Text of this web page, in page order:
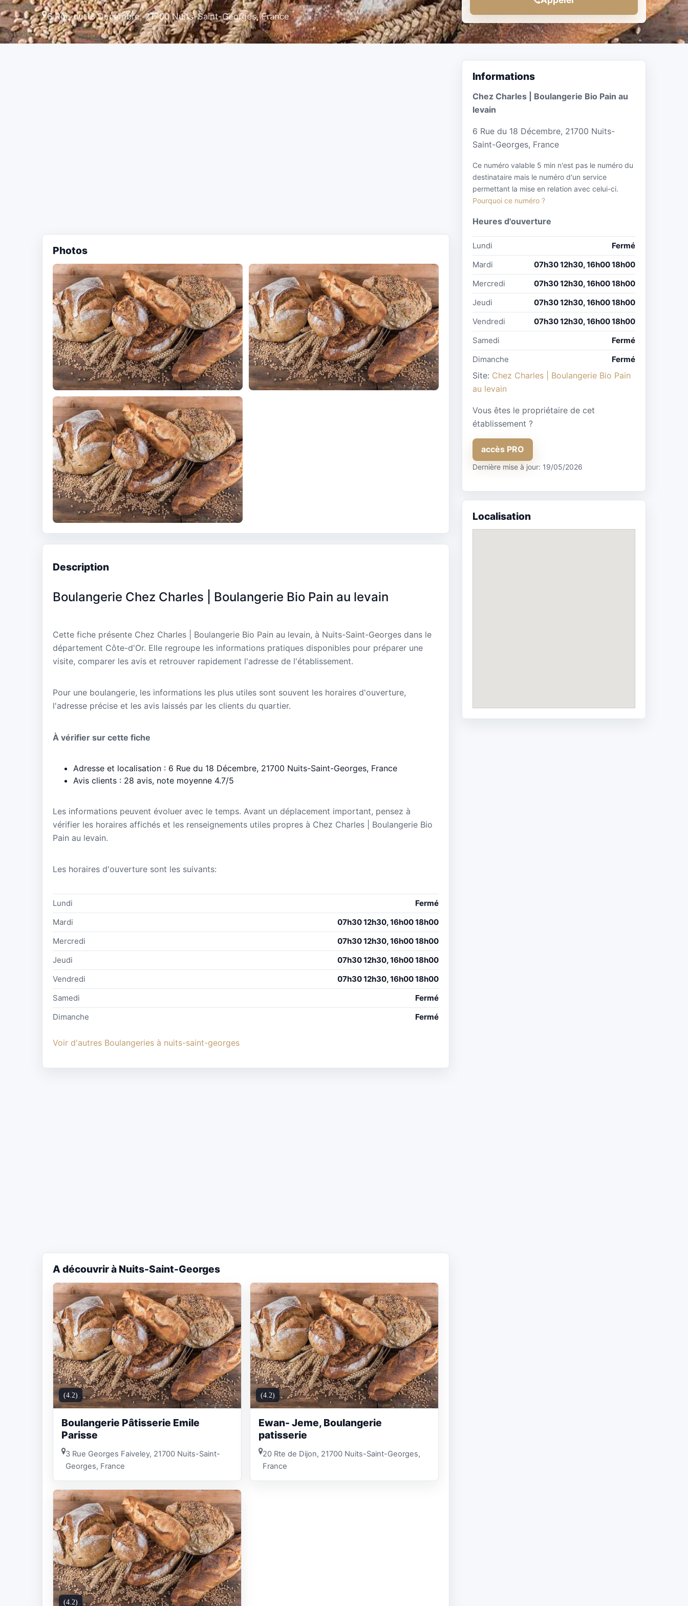
6 Rue du 18 Décembre, 21700 Nuits-Saint-Georges, France
Photos
Description
Boulangerie Chez Charles | Boulangerie Bio Pain au levain
Cette fiche présente Chez Charles | Boulangerie Bio Pain au levain, à Nuits-Saint-Georges dans le
département Côte-d'Or. Elle regroupe les informations pratiques disponibles pour préparer une
visite, comparer les avis et retrouver rapidement l'adresse de l'établissement.
Pour une boulangerie, les informations les plus utiles sont souvent les horaires d'ouverture,
l'adresse précise et les avis laissés par les clients du quartier.
À vérifier sur cette fiche
Adresse et localisation : 6 Rue du 18 Décembre, 21700 Nuits-Saint-Georges, France
Avis clients : 28 avis, note moyenne 4.7/5
Les informations peuvent évoluer avec le temps. Avant un déplacement important, pensez à
vérifier les horaires affichés et les renseignements utiles propres à Chez Charles | Boulangerie Bio
Pain au levain.
Les horaires d'ouverture sont les suivants:
Lundi
Fermé
Mardi
07h30 12h30, 16h00 18h00
Mercredi
07h30 12h30, 16h00 18h00
Jeudi
07h30 12h30, 16h00 18h00
Vendredi
07h30 12h30, 16h00 18h00
Samedi
Fermé
Dimanche
Fermé
Voir d'autres Boulangeries à nuits-saint-georges
A découvrir à Nuits-Saint-Georges
(4.2)
Boulangerie Pâtisserie Emile
Parisse
3 Rue Georges Faiveley, 21700 Nuits-Saint-
Georges, France
(4.2)
Ewan- Jeme, Boulangerie
patisserie
20 Rte de Dijon, 21700 Nuits-Saint-Georges,
France
(4.2)
Informations
Chez Charles | Boulangerie Bio Pain au
levain
6 Rue du 18 Décembre, 21700 Nuits-
Saint-Georges, France
Ce numéro valable 5 min n'est pas le numéro du
destinataire mais le numéro d'un service
permettant la mise en relation avec celui-ci.
Pourquoi ce numéro ?
Heures d'ouverture
Lundi
Fermé
Mardi
07h30 12h30, 16h00 18h00
Mercredi
07h30 12h30, 16h00 18h00
Jeudi
07h30 12h30, 16h00 18h00
Vendredi
07h30 12h30, 16h00 18h00
Samedi
Fermé
Dimanche
Fermé
Site: Chez Charles | Boulangerie Bio Pain
au levain
Vous êtes le propriétaire de cet
établissement ?
accès PRO
Dernière mise à jour: 19/05/2026
Localisation